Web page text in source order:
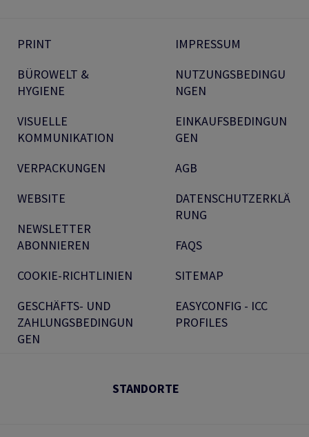
PRINT
BÜROWELT &
HYGIENE
VISUELLE
KOMMUNIKATION
VERPACKUNGEN
WEBSITE
NEWSLETTER
ABONNIEREN
COOKIE-RICHTLINIEN
GESCHÄFTS- UND
ZAHLUNGSBEDINGUN
GEN
IMPRESSUM
NUTZUNGSBEDINGU
NGEN
EINKAUFSBEDINGUN
GEN
AGB
DATENSCHUTZERKLÄ
RUNG
FAQS
SITEMAP
EASYCONFIG - ICC
PROFILES
STANDORTE